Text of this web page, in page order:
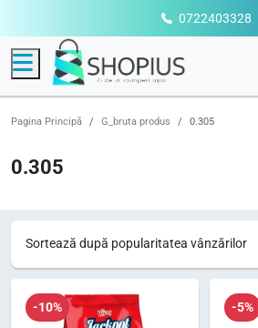
0722403328
Menu
Pagina Principă G_bruta produs 0.305
0.305
-10% -5%